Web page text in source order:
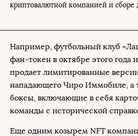
криптовалютной компанией и сборе
Например, футбольный клуб
фан-токен в октябре этого года
продает лимитированные
нападающего Чиро Иммобиле, а
боксы, включающие в себя
команды с исторической
Еще одним козырем NFT